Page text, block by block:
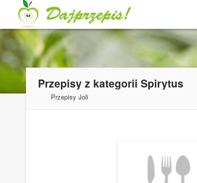
Przepisy z kategorii Spirytus
Przepisy Joli